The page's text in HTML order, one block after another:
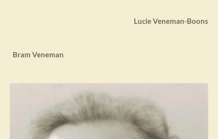
Lucie Veneman-Boons
Bram Veneman